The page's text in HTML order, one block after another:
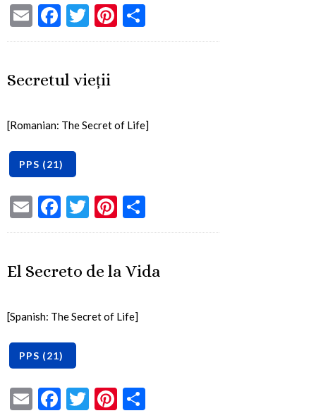
EmailFacebook
TwitterPinterest
Secretul vieții
[Romanian: The Secret of Life]
EmailFacebook
TwitterPinterest
El Secreto de la Vida
[Spanish: The Secret of Life]
EmailFacebook
TwitterPinterest